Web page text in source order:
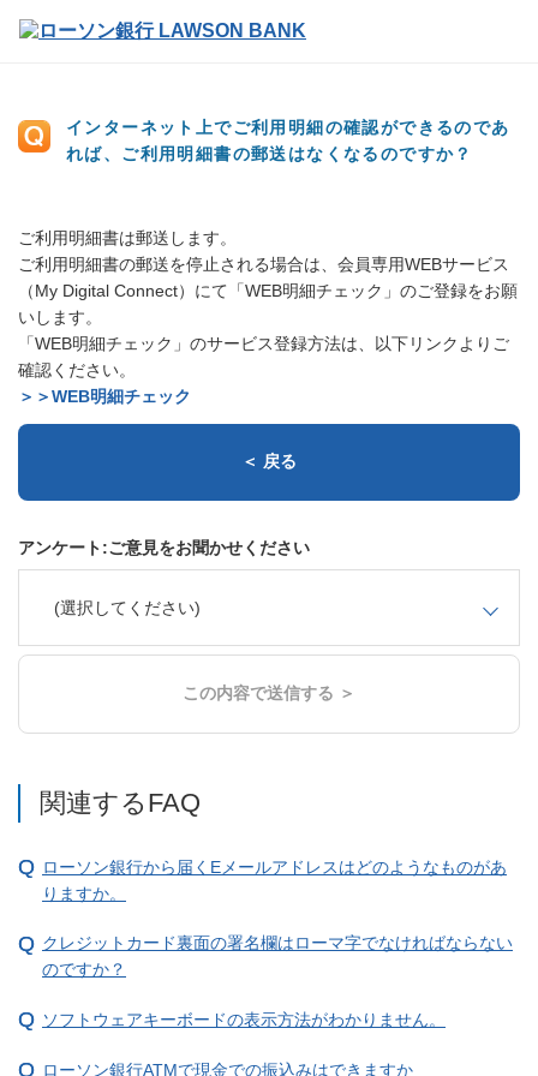
インターネット上でご利用明細の確認ができるのであ
れば、ご利用明細書の郵送はなくなるのですか？
ご利用明細書は郵送します。
ご利用明細書の郵送を停止される場合は、会員専用WEBサービス
（My Digital Connect）にて「WEB明細チェック」のご登録をお願
いします。
「WEB明細チェック」のサービス登録方法は、以下リンクよりご
確認ください。
＞＞WEB明細チェック
＜ 戻る
アンケート:ご意見をお聞かせください
(選択してください)
この内容で送信する ＞
関連するFAQ
ローソン銀行から届くEメールアドレスはどのようなものがあ
りますか。
クレジットカード裏面の署名欄はローマ字でなければならない
のですか？
ソフトウェアキーボードの表示方法がわかりません。
ローソン銀行ATMで現金での振込みはできますか